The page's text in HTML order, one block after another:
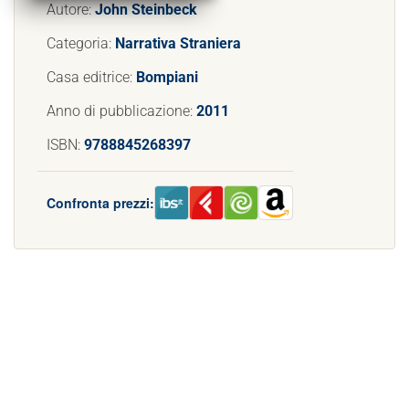
Autore:John Steinbeck
Categoria: Narrativa Straniera
Casa editrice: Bompiani
Anno di pubblicazione: 2011
ISBN: 9788845268397
Confronta prezzi: